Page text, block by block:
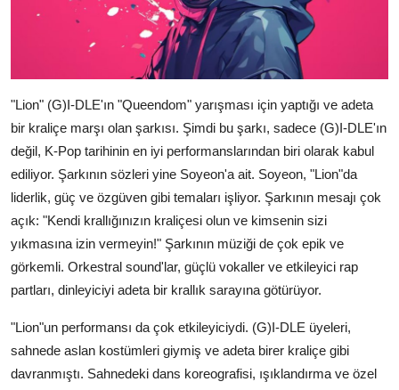
"Lion" (G)I-DLE'ın "Queendom" yarışması için yaptığı ve adeta
bir kraliçe marşı olan şarkısı. Şimdi bu şarkı, sadece (G)I-DLE'ın
değil, K-Pop tarihinin en iyi performanslarından biri olarak kabul
ediliyor. Şarkının sözleri yine Soyeon'a ait. Soyeon, "Lion"da
liderlik, güç ve özgüven gibi temaları işliyor. Şarkının mesajı çok
açık: "Kendi krallığınızın kraliçesi olun ve kimsenin sizi
yıkmasına izin vermeyin!" Şarkının müziği de çok epik ve
görkemli. Orkestral sound'lar, güçlü vokaller ve etkileyici rap
partları, dinleyiciyi adeta bir krallık sarayına götürüyor.
"Lion"un performansı da çok etkileyiciydi. (G)I-DLE üyeleri,
sahnede aslan kostümleri giymiş ve adeta birer kraliçe gibi
davranmıştı. Sahnedeki dans koreografisi, ışıklandırma ve özel